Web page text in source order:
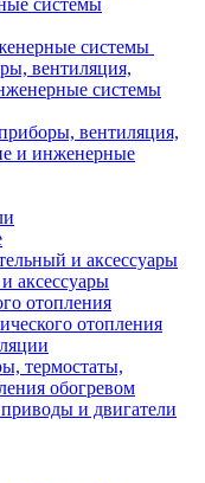
системы
системы
вентиляция,
системы
вентиляция,
и инженерные
и аксессуары
аксессуары
отопления
отопления
термостаты,
обогревом
и двигатели